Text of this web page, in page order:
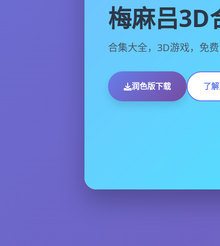
梅麻吕3D
合集大全，3D游戏，免
润色版下载 了